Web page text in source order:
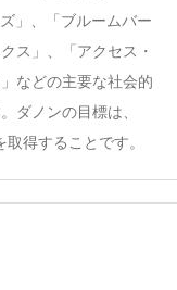
」、「ブルームバー
ス」、「アクセス・
などの主要な社会的
ダノンの目標は、
得することです。